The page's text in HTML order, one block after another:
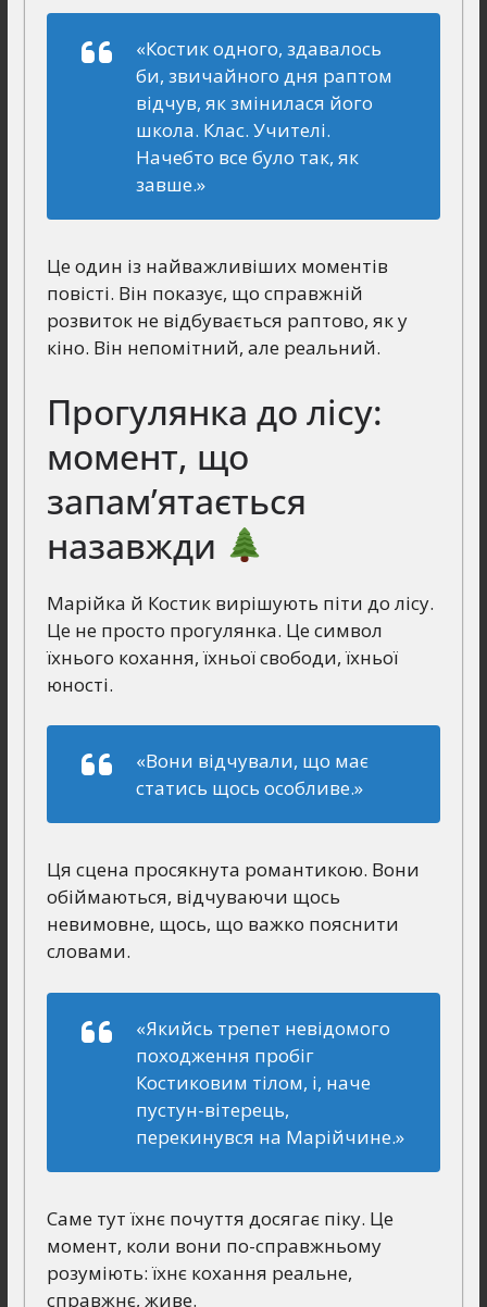
«Костик одного, здавалось
би, звичайного дня раптом
відчув, як змінилася його
школа. Клас. Учителі.
Начебто все було так, як
завше.»
Це один із найважливіших моментів
повісті. Він показує, що справжній
розвиток не відбувається раптово, як у
кіно. Він непомітний, але реальний.
Прогулянка до лісу:
момент, що
запам’ятається
назавжди
Марійка й Костик вирішують піти до лісу.
Це не просто прогулянка. Це символ
їхнього кохання, їхньої свободи, їхньої
юності.
«Вони відчували, що має
статись щось особливе.»
Ця сцена просякнута романтикою. Вони
обіймаються, відчуваючи щось
невимовне, щось, що важко пояснити
словами.
«Якийсь трепет невідомого
походження пробіг
Костиковим тілом, і, наче
пустун-вітерець,
перекинувся на Марійчине.»
Саме тут їхнє почуття досягає піку. Це
момент, коли вони по-справжньому
розуміють: їхнє кохання реальне,
справжнє, живе.